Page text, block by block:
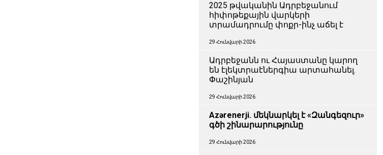
2025 թվականին Ադրբեջանում
հիփոթեքային վարկերի
տրամադրումը փոքր-ինչ աճել է
29 Հունվարի 2026
Ադրբեջանն ու Հայաստանը կարող
են էլեկտրաէներգիա արտահանել.
Փաշինյան
29 Հունվարի 2026
Azərenerji. մեկնարկել է «Զանգեզուր»
գծի շինարարությունը
29 Հունվարի 2026